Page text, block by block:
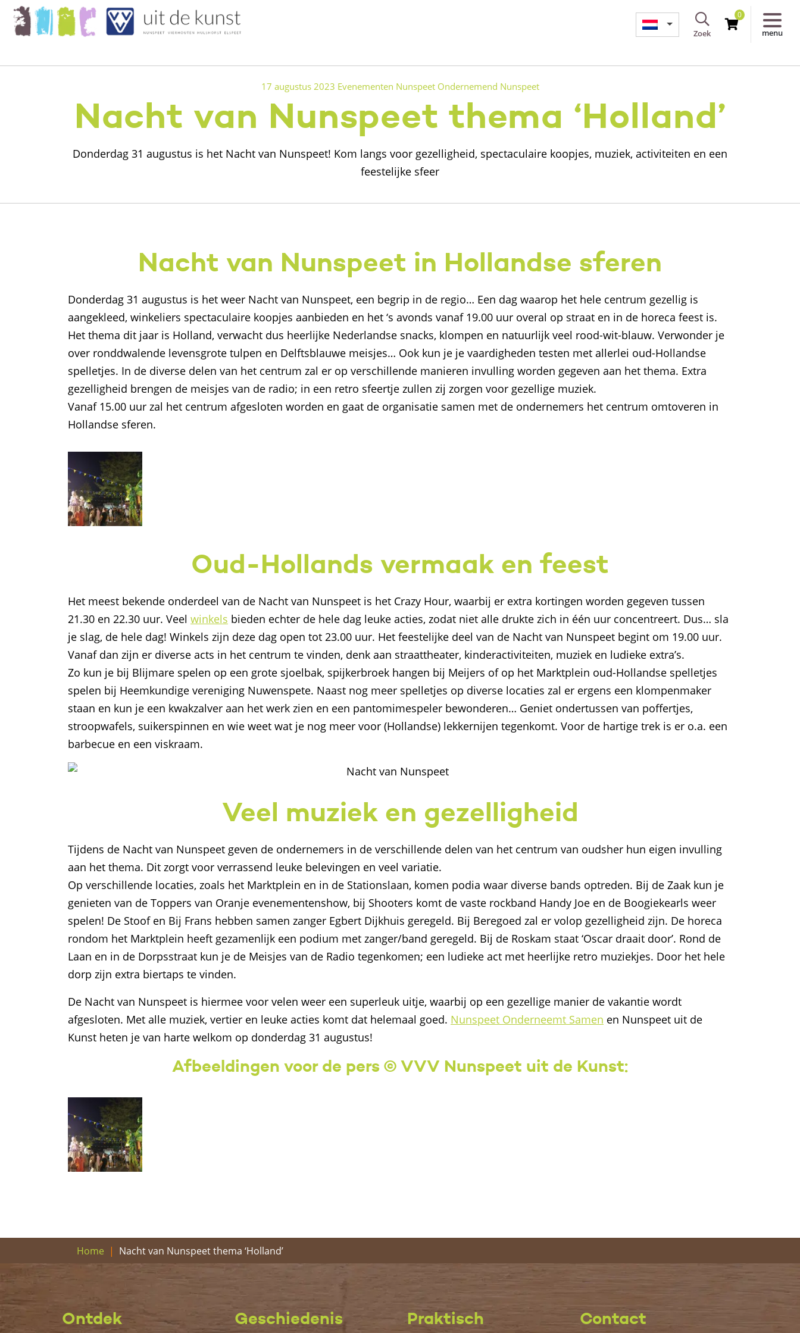
Zoek
0
menu
17 augustus 2023 Evenementen Nunspeet Ondernemend Nunspeet
Nacht van Nunspeet thema ‘Holland’
Donderdag 31 augustus is het Nacht van Nunspeet! Kom langs voor gezelligheid, spectaculaire koopjes, muziek, activiteiten en een
feestelijke sfeer
Nacht van Nunspeet in Hollandse sferen
Donderdag 31 augustus is het weer Nacht van Nunspeet, een begrip in de regio… Een dag waarop het hele centrum gezellig is
aangekleed, winkeliers spectaculaire koopjes aanbieden en het ‘s avonds vanaf 19.00 uur overal op straat en in de horeca feest is.
Het thema dit jaar is Holland, verwacht dus heerlijke Nederlandse snacks, klompen en natuurlijk veel rood-wit-blauw. Verwonder je
over ronddwalende levensgrote tulpen en Delftsblauwe meisjes… Ook kun je je vaardigheden testen met allerlei oud-Hollandse
spelletjes. In de diverse delen van het centrum zal er op verschillende manieren invulling worden gegeven aan het thema. Extra
gezelligheid brengen de meisjes van de radio; in een retro sfeertje zullen zij zorgen voor gezellige muziek.
Vanaf 15.00 uur zal het centrum afgesloten worden en gaat de organisatie samen met de ondernemers het centrum omtoveren in
Hollandse sferen.
Oud-Hollands vermaak en feest
Het meest bekende onderdeel van de Nacht van Nunspeet is het Crazy Hour, waarbij er extra kortingen worden gegeven tussen
21.30 en 22.30 uur. Veel winkels bieden echter de hele dag leuke acties, zodat niet alle drukte zich in één uur concentreert. Dus… sla
je slag, de hele dag! Winkels zijn deze dag open tot 23.00 uur. Het feestelijke deel van de Nacht van Nunspeet begint om 19.00 uur.
Vanaf dan zijn er diverse acts in het centrum te vinden, denk aan straattheater, kinderactiviteiten, muziek en ludieke extra’s.
Zo kun je bij Blijmare spelen op een grote sjoelbak, spijkerbroek hangen bij Meijers of op het Marktplein oud-Hollandse spelletjes
spelen bij Heemkundige vereniging Nuwenspete. Naast nog meer spelletjes op diverse locaties zal er ergens een klompenmaker
staan en kun je een kwakzalver aan het werk zien en een pantomimespeler bewonderen… Geniet ondertussen van poffertjes,
stroopwafels, suikerspinnen en wie weet wat je nog meer voor (Hollandse) lekkernijen tegenkomt. Voor de hartige trek is er o.a. een
barbecue en een viskraam.
Veel muziek en gezelligheid
Tijdens de Nacht van Nunspeet geven de ondernemers in de verschillende delen van het centrum van oudsher hun eigen invulling
aan het thema. Dit zorgt voor verrassend leuke belevingen en veel variatie.
Op verschillende locaties, zoals het Marktplein en in de Stationslaan, komen podia waar diverse bands optreden. Bij de Zaak kun je
genieten van de Toppers van Oranje evenementenshow, bij Shooters komt de vaste rockband Handy Joe en de Boogiekearls weer
spelen! De Stoof en Bij Frans hebben samen zanger Egbert Dijkhuis geregeld. Bij Beregoed zal er volop gezelligheid zijn. De horeca
rondom het Marktplein heeft gezamenlijk een podium met zanger/band geregeld. Bij de Roskam staat ‘Oscar draait door’. Rond de
Laan en in de Dorpsstraat kun je de Meisjes van de Radio tegenkomen; een ludieke act met heerlijke retro muziekjes. Door het hele
dorp zijn extra biertaps te vinden.
De Nacht van Nunspeet is hiermee voor velen weer een superleuk uitje, waarbij op een gezellige manier de vakantie wordt
afgesloten. Met alle muziek, vertier en leuke acties komt dat helemaal goed. Nunspeet Onderneemt Samen en Nunspeet uit de
Kunst heten je van harte welkom op donderdag 31 augustus!
Afbeeldingen voor de pers © VVV Nunspeet uit de Kunst:
Home Nacht van Nunspeet thema ‘Holland’
Ontdek Geschiedenis Praktisch Contact